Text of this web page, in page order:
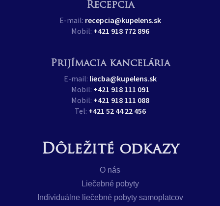
Recepcia
E-mail: recepcia@kupelens.sk
Mobil: +421 918 772 896
Prijímacia kancelária
E-mail: liecba@kupelens.sk
Mobil: +421 918 111 091
Mobil: +421 918 111 088
Tel: +421 52 44 22 456
Dôležité odkazy
O nás
Liečebné pobyty
Individuálne liečebné pobyty samoplatcov